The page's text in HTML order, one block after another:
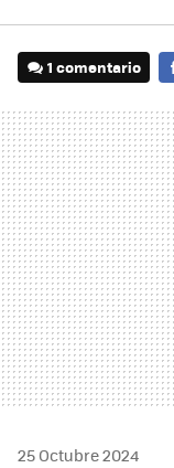
1 comentario
25 Octubre 2024